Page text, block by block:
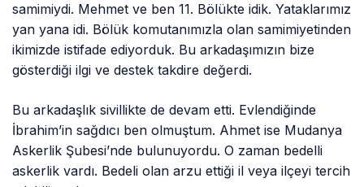
samimiydi. Mehmet ve ben 11. Bölükte idik. Yataklarımız
yan yana idi. Bölük komutanımızla olan samimiyetinden
ikimizde istifade ediyorduk. Bu arkadaşımızın bize
gösterdiği ilgi ve destek takdire değerdi.
Bu arkadaşlık sivillikte de devam etti. Evlendiğinde
İbrahim’in sağdıcı ben olmuştum. Ahmet ise Mudanya
Askerlik Şubesi’nde bulunuyordu. O zaman bedelli
askerlik vardı. Bedeli olan arzu ettiği il veya ilçeyi tercih